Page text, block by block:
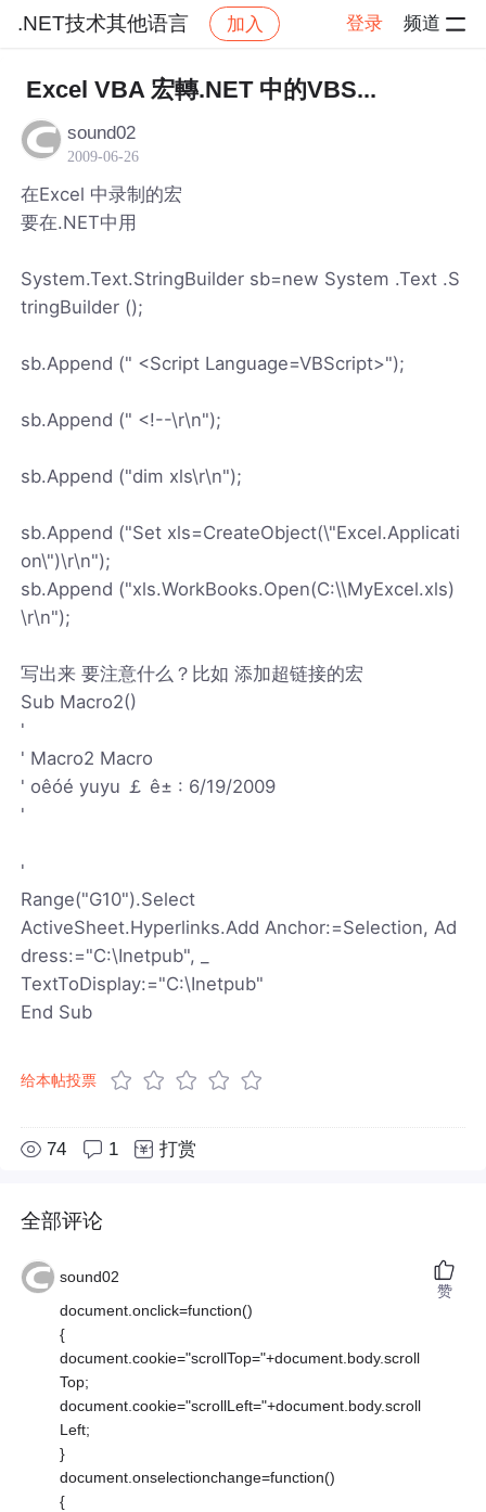
.NET技术其他语言 加入 登录 频道
社区 .NET技术其他语言 帖子详情
Excel VBA 宏轉.NET 中的VBS...
sound02
2009-06-26
在Excel 中录制的宏
要在.NET中用
System.Text.StringBuilder sb=new System .Text .S
tringBuilder ();
sb.Append (" <Script Language=VBScript>");
sb.Append (" <!--\r\n");
sb.Append ("dim xls\r\n");
sb.Append ("Set xls=CreateObject(\"Excel.Applicati
on\")\r\n");
sb.Append ("xls.WorkBooks.Open(C:\\MyExcel.xls)
\r\n");
写出来 要注意什么？比如 添加超链接的宏
Sub Macro2()
'
' Macro2 Macro
' oêóé yuyu ￡ ê± : 6/19/2009
'
'
Range("G10").Select
ActiveSheet.Hyperlinks.Add Anchor:=Selection, Ad
dress:="C:\Inetpub", _
TextToDisplay:="C:\Inetpub"
End Sub
给本帖投票
74 1 打赏
全部评论
sound02
document.onclick=function()
{
document.cookie="scrollTop="+document.body.scroll
Top;
document.cookie="scrollLeft="+document.body.scroll
Left;
}
document.onselectionchange=function()
{
赞